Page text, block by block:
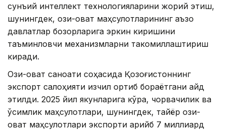
сунъий интеллект технологияларини жорий этиш,
шунингдек, озиқ-овқат маҳсулотларининг аъзо
давлатлар бозорларига эркин киришини
таъминловчи механизмларни такомиллаштириш
киради.
Озиқ-овқат саноати соҳасида Қозоғистоннинг
экспорт салоҳияти изчил ортиб бораётгани қайд
этилди. 2025 йил якунларига кўра, чорвачилик ва
ўсимлик маҳсулотлари, шунингдек, тайёр озиқ-
овқат маҳсулотлари экспорти қарийб 7 миллиард